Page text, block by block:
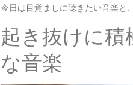
今日は目覚ましに聴きたい音楽と
起き抜けに積
な音楽